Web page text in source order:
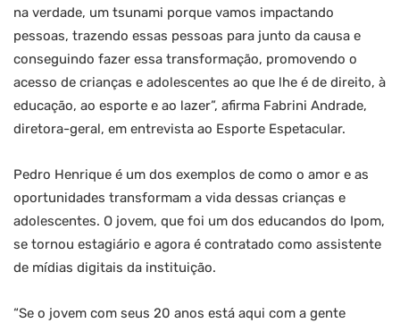
na verdade, um tsunami porque vamos impactando
pessoas, trazendo essas pessoas para junto da causa e
conseguindo fazer essa transformação, promovendo o
acesso de crianças e adolescentes ao que lhe é de direito, à
educação, ao esporte e ao lazer”, afirma Fabrini Andrade,
diretora-geral, em entrevista ao Esporte Espetacular.
Pedro Henrique é um dos exemplos de como o amor e as
oportunidades transformam a vida dessas crianças e
adolescentes. O jovem, que foi um dos educandos do Ipom,
se tornou estagiário e agora é contratado como assistente
de mídias digitais da instituição.
“Se o jovem com seus 20 anos está aqui com a gente